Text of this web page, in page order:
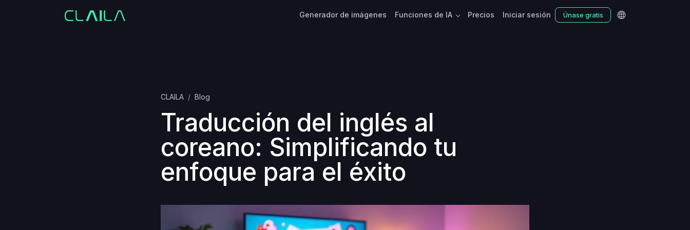
Generador de imágenes Funciones de IA Precios Iniciar sesión Únase gratis
CLAILA Blog
Traducción del inglés al
coreano: Simplificando tu
enfoque para el éxito